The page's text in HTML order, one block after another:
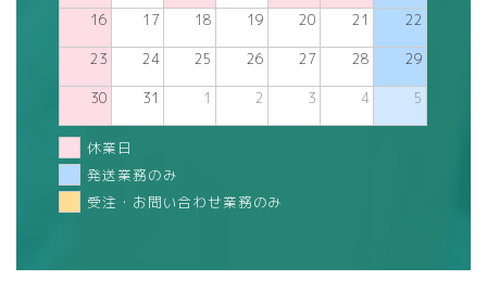
16 17 18 19 20 21 22
23 24 25 26 27 28 29
30 31 1 2 3 4 5
休業日
発送業務のみ
受注・お問い合わせ業務のみ